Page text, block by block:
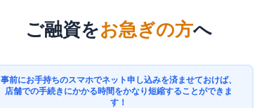
ご融資をお急ぎの方へ
事前にお手持ちのスマホでネット申し込みを済ませておけば、
店舗での手続きにかかる時間をかなり短縮することができま
す！